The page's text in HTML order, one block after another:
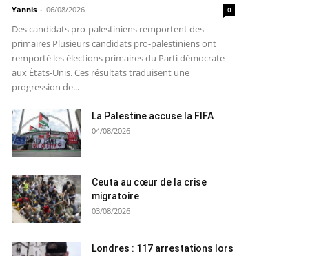
Yannis - 06/08/2026 0
Des candidats pro-palestiniens remportent des
primaires Plusieurs candidats pro-palestiniens ont
remporté les élections primaires du Parti démocrate
aux États-Unis. Ces résultats traduisent une
progression de...
La Palestine accuse la FIFA
04/08/2026
Ceuta au cœur de la crise
migratoire
03/08/2026
Londres : 117 arrestations lors